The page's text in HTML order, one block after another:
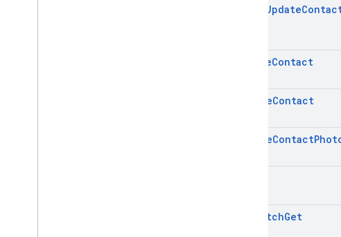
Update
createContact
deleteContact
deleteContact
BatchGet